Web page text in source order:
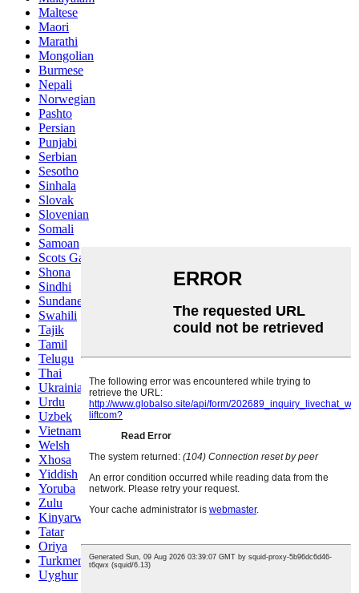
Maltese
Maori
Marathi
Mongolian
Burmese
Nepali
Norwegian
Pashto
Persian
Punjabi
Serbian
Sesotho
Sinhala
Slovak
Slovenian
Somali
Samoan
Scots Gaelic
Shona
Sindhi
Sundanese
Swahili
Tajik
Tamil
Telugu
Thai
Ukrainian
Urdu
Uzbek
Vietnamese
Welsh
Xhosa
Yiddish
Yoruba
Zulu
Kinyarwanda
Tatar
Oriya
Turkmen
Uyghur